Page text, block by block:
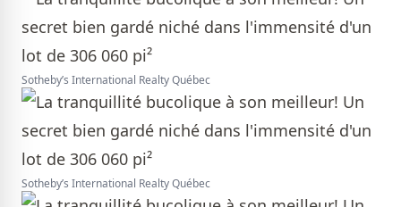
Sotheby’s International Realty Québec
Sotheby’s International Realty Québec